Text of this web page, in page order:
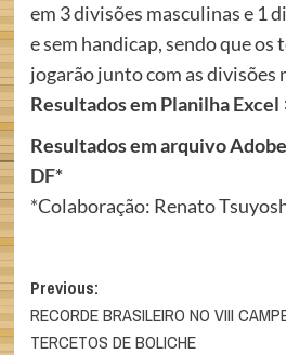
em 3 divisões masculinas e 1
e sem handicap, sendo que
jogarão junto com as divisões
Resultados em Planilha Excel
Resultados em arquivo
DF*
*Colaboração: Renato
Post
navigation
Previous:
RECORDE BRASILEIRO NO VIII
TERCETOS DE BOLICHE